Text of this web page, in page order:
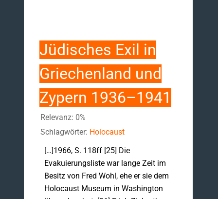
Jüdisches Exil in
Griechenland und
Zypern 1936–1941
Relevanz: 0%
Schlagwörter: Holocaust
[…]1966, S. 118ff [25] Die
Evakuierungsliste war lange Zeit im
Besitz von Fred Wohl, ehe er sie dem
Holocaust Museum in Washington